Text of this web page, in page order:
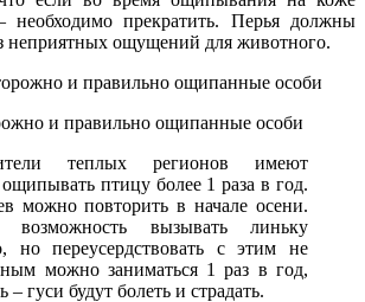
необходимо прекратить. Перья должны
неприятных ощущений для животного.
и правильно ощипанные особи
теплых регионов имеют
птицу более 1 раза в год.
можно повторить в начале осени.
возможность вызывать линьку
но переусердствовать с этим не
можно заниматься 1 раз в год,
– гуси будут болеть и страдать.